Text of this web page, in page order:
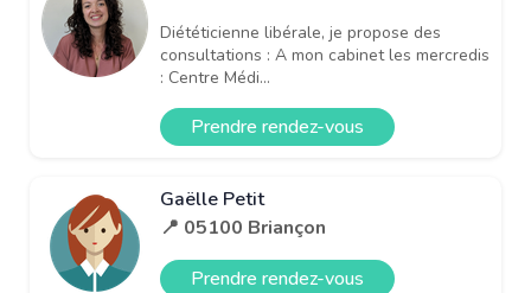
Diététicienne libérale, je propose des
consultations : A mon cabinet les mercredis
: Centre Médi...
Prendre rendez-vous
Gaëlle Petit
📍 05100 Briançon
Prendre rendez-vous